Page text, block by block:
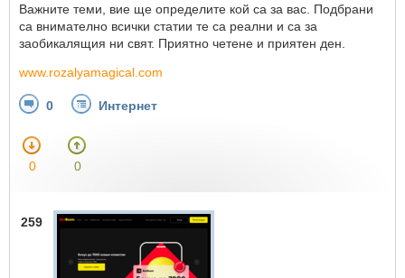
Важните теми, вие ще определите кой са за вас. Подбрани
са внимателно всички статии те са реални и са за
заобикалящия ни свят. Приятно четене и приятен ден.
www.rozalyamagical.com
0 Интернет
0 0
259